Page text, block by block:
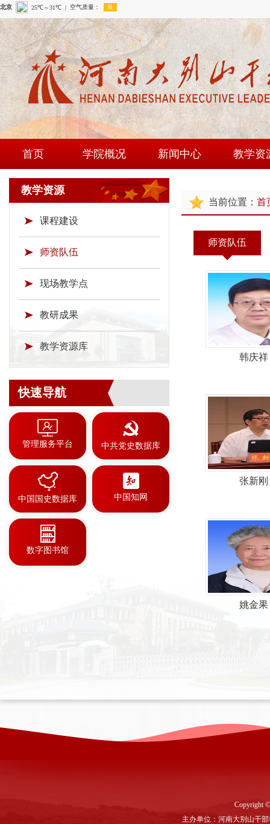
首页 学院概况
学院简介
现任领导
新闻中心
通知公告
教学资
师资队
教研成
教学资源
课程建设
师资队伍
现场教学点
教研成果
教学资源库
快速导航
管理服务平台 中共党史数据库
中国国史数据库 中国知网
数字图书馆
当前位置： 首
师资队伍
韩庆祥
张新刚
姚金果
Copyright
主办单位：河南大别山干